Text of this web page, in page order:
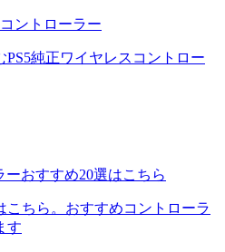
ントローラー
PS5純正ワイヤレスコントロー
ーおすすめ20選はこちら
こちら。おすすめコントローラ
す